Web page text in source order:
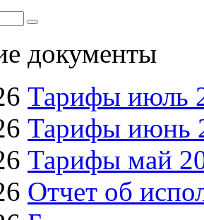
документы
Тарифы июль
Тарифы июнь
Тарифы май
Отчет об